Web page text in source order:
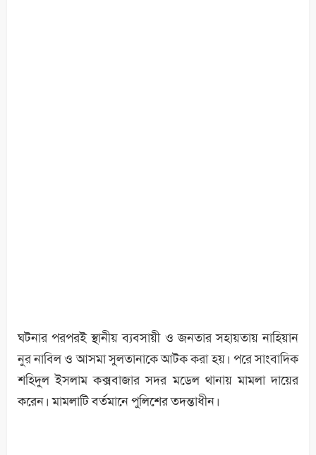
ঘটনার পরপরই স্থানীয় ব্যবসায়ী ও জনতার সহায়তায় নাহিয়ান
নুর নাবিল ও আসমা সুলতানাকে আটক করা হয়। পরে সাংবাদিক
শহিদুল ইসলাম কক্সবাজার সদর মডেল থানায় মামলা দায়ের
করেন। মামলাটি বর্তমানে পুলিশের তদন্তাধীন।